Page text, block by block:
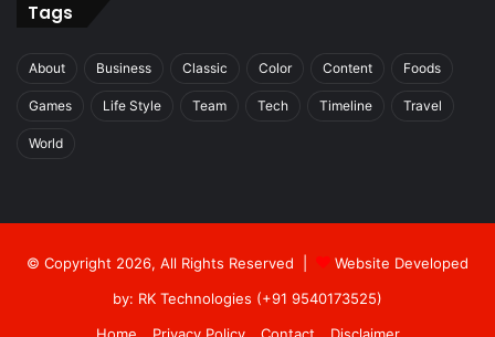
Tags
About Business Classic Color Content Foods
Games Life Style Team Tech Timeline Travel
World
© Copyright 2026, All Rights Reserved |
Website Developed
by: RK Technologies (+91 9540173525)